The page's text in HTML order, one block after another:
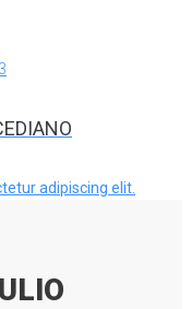
adipiscing elit.